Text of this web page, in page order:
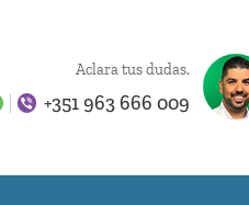
Aclara tus dudas.
+351 963 666 009